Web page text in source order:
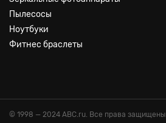
Пылесосы
Ноутбуки
Фитнес браслеты
© 1998 — 2024 ABC.ru. Все права защищены